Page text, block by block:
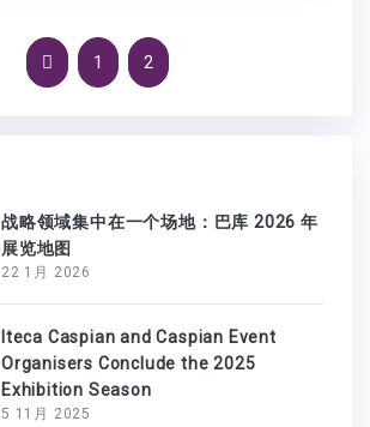
1 2
战略领域集中在一个场地：巴库 2026 年
展览地图
22 1月 2026
Iteca Caspian and Caspian Event
Organisers Conclude the 2025
Exhibition Season
5 11月 2025